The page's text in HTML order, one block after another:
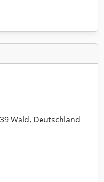
Wald, Deutschland